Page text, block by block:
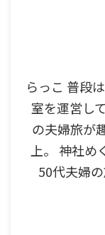
らっこ 普段
室を運営し
の夫婦旅が
上。 神社め
50代夫婦